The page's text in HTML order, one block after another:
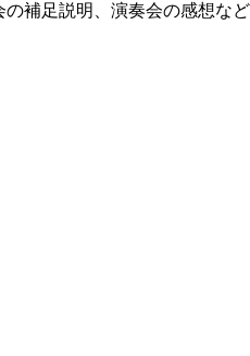
の補足説明、演奏会の感想な